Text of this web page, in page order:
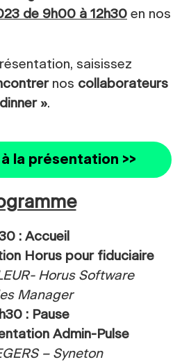
de 9h00 à 12h30 en nos
saisissez
nos collaborateurs
».
la présentation >>
: Accueil
Horus pour fiduciaire
Horus Software
Manager
: Pause
Admin-Pulse
– Syneton